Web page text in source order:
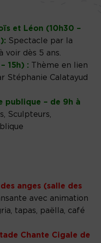
et Léon (10h30 –
Spectacle par la
voir dès 5 ans.
15h) :
Thème en lien
Stéphanie Calatayud
publique – de 9h à
Sculpteurs,
anges (salle des
avec animation
tapas, paëlla, café
Chante Cigale de